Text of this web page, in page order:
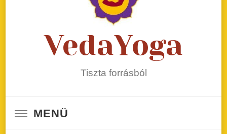
VedaYoga
Tiszta forrásból
MENÜ